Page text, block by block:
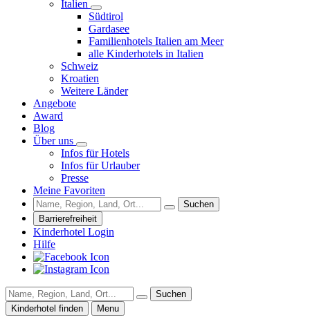
Italien
Südtirol
Gardasee
Familienhotels Italien am Meer
alle Kinderhotels in Italien
Schweiz
Kroatien
Weitere Länder
Angebote
Award
Blog
Über uns
Infos für Hotels
Infos für Urlauber
Presse
Meine Favoriten
Suchen
Barrierefreiheit
Kinderhotel Login
Hilfe
Suchen
Kinderhotel finden
Menu